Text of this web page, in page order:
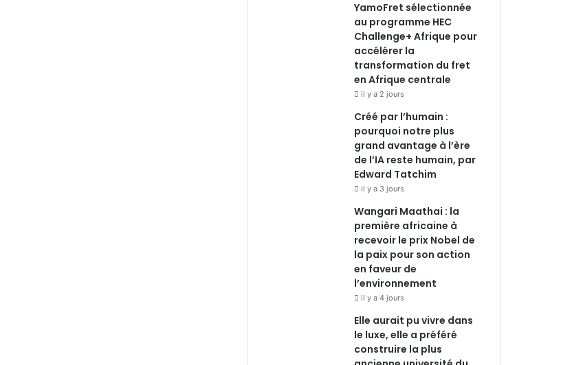
YamoFret sélectionnée
au programme HEC
Challenge+ Afrique pour
accélérer la
transformation du fret
en Afrique centrale
il y a 2 jours
Créé par l’humain :
pourquoi notre plus
grand avantage à l’ère
de l’IA reste humain, par
Edward Tatchim
il y a 3 jours
Wangari Maathai : la
première africaine à
recevoir le prix Nobel de
la paix pour son action
en faveur de
l’environnement
il y a 4 jours
Elle aurait pu vivre dans
le luxe, elle a préféré
construire la plus